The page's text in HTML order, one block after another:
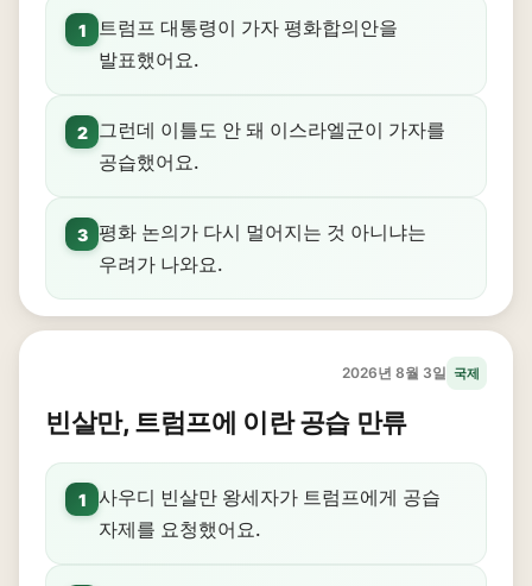
1
트럼프 대통령이 가자 평화합의안을
발표했어요.
2
그런데 이틀도 안 돼 이스라엘군이 가자를
공습했어요.
3 평화 논의가 다시 멀어지는 것 아니냐는
우려가 나와요.
2026년 8월 3일 국제
빈살만, 트럼프에 이란 공습 만류
1
사우디 빈살만 왕세자가 트럼프에게 공습
자제를 요청했어요.